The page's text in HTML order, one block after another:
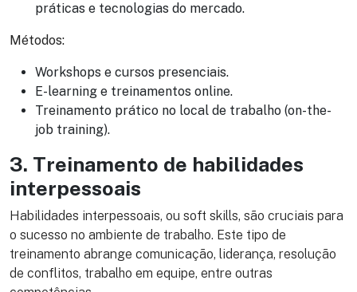
práticas e tecnologias do mercado.
Métodos:
Workshops e cursos presenciais.
E-learning e treinamentos online.
Treinamento prático no local de trabalho (on-the-
job training).
3. Treinamento de habilidades
interpessoais
Habilidades interpessoais, ou soft skills, são cruciais para
o sucesso no ambiente de trabalho. Este tipo de
treinamento abrange comunicação, liderança, resolução
de conflitos, trabalho em equipe, entre outras